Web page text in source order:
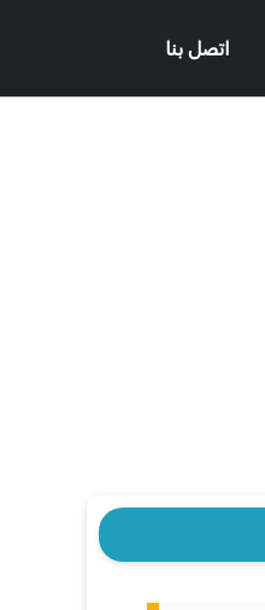
اتصل بنا